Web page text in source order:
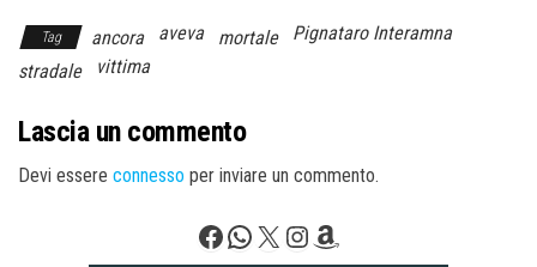
Tag ancora aveva mortale
Pignataro Interamna
stradale
vittima
Lascia un commento
Devi essere connesso per inviare un commento.
Facebook
WhatsApp
X Instagram
Amazon